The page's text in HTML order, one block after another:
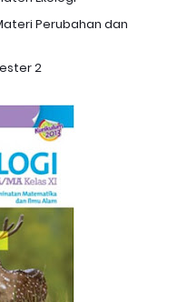
Perubahan dan
2